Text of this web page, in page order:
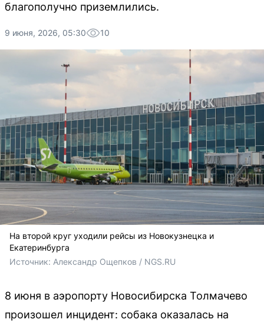
благополучно приземлились.
9 июня, 2026, 05:30 10
На второй круг уходили рейсы из Новокузнецка и
Екатеринбурга
Источник: Александр Ощепков / NGS.RU
8 июня в аэропорту Новосибирска Толмачево
произошел инцидент: собака оказалась на